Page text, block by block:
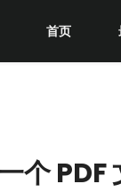
首页
个 PDF